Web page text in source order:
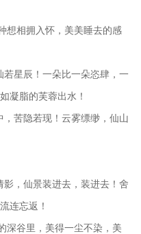
相拥入怀，美美睡去的感
星辰！一朵比一朵恣肆，一
凝脂的芙蓉出水！
苦隐若现！云雾缥缈，仙山
，仙景装进去，装进去！舍
连忘返！
谷里，美得一尘不染，美